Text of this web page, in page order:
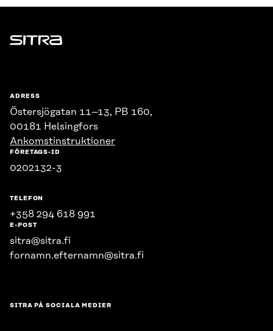
Sitra
ADRESS
Östersjögatan 11–13, PB 160,
00181 Helsingfors
Ankomstinstruktioner
FÖRETAGS-ID
0202132-3
TELEFON
+358 294 618 991
E-POST
sitra@sitra.fi
fornamn.efternamn@sitra.fi
SITRA PÅ SOCIALA MEDIER